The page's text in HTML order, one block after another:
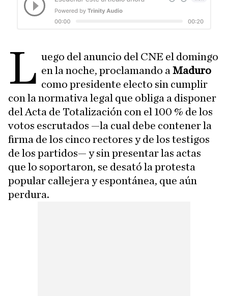
L uego del anuncio del CNE el domingo
en la noche, proclamando aMaduro
como presidente electo sin cumplir
con la normativa legal que obliga a disponer
del Acta de Totalización con el 100 % de los
votos escrutados —la cual debe contener la
firma de los cinco rectores y de los testigos
de los partidos— y sin presentar las actas
que lo soportaron, se desató la protesta
popular callejera y espontánea, que aún
perdura.